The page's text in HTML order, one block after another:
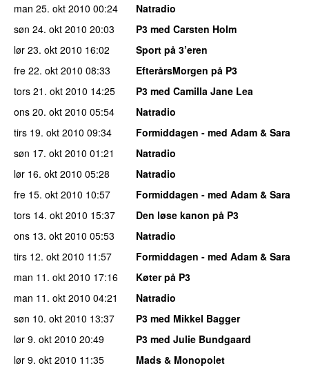
man 25. okt 2010 00:24
Natradio
søn 24. okt 2010 20:03
P3 med Carsten Holm
lør 23. okt 2010 16:02
Sport på 3’eren
fre 22. okt 2010 08:33
EfterårsMorgen på P3
tors 21. okt 2010 14:25
P3 med Camilla Jane Lea
ons 20. okt 2010 05:54
Natradio
tirs 19. okt 2010 09:34
Formiddagen - med Adam & Sara
søn 17. okt 2010 01:21
Natradio
lør 16. okt 2010 05:28
Natradio
fre 15. okt 2010 10:57
Formiddagen - med Adam & Sara
tors 14. okt 2010 15:37
Den løse kanon på P3
ons 13. okt 2010 05:53
Natradio
tirs 12. okt 2010 11:57
Formiddagen - med Adam & Sara
man 11. okt 2010 17:16
Køter på P3
man 11. okt 2010 04:21
Natradio
søn 10. okt 2010 13:37
P3 med Mikkel Bagger
lør 9. okt 2010 20:49
P3 med Julie Bundgaard
lør 9. okt 2010 11:35
Mads & Monopolet